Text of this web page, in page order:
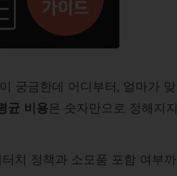
궁금한데 어디부터, 얼마가 맞
균 비용은 숫자만으로 정해지지
치 정책과 소모품 포함 여부까